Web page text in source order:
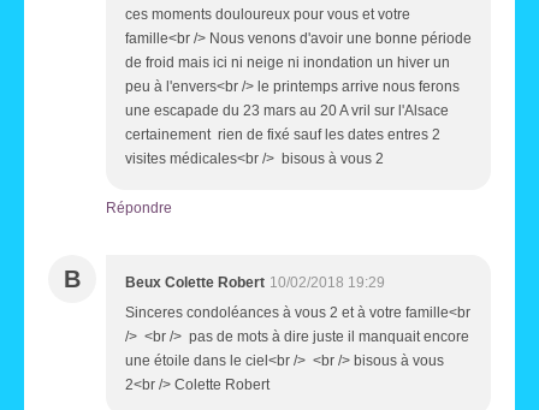
ces moments douloureux pour vous et votre
famille<br /> Nous venons d'avoir une bonne période
de froid mais ici ni neige ni inondation un hiver un
peu à l'envers<br /> le printemps arrive nous ferons
une escapade du 23 mars au 20 A vril sur l'Alsace
certainement rien de fixé sauf les dates entres 2
visites médicales<br /> bisous à vous 2
Répondre
B Beux Colette Robert 10/02/2018 19:29
Sinceres condoléances à vous 2 et à votre famille<br
/> <br /> pas de mots à dire juste il manquait encore
une étoile dans le ciel<br /> <br /> bisous à vous
2<br /> Colette Robert